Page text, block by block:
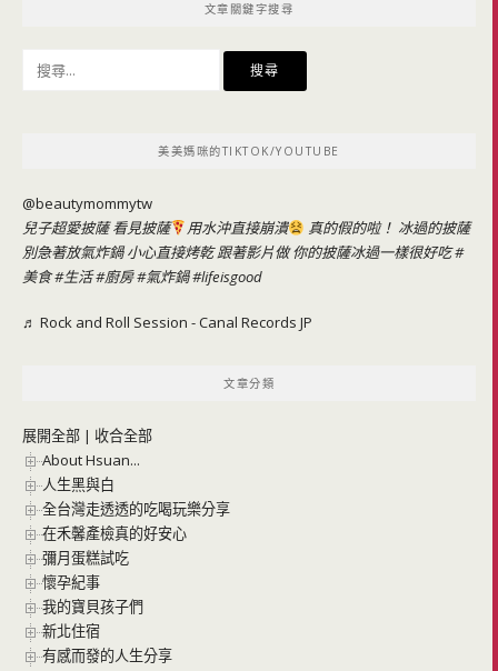
文章關鍵字搜尋
美美媽咪的TIKTOK/YOUTUBE
@beautymommytw
兒子超愛披薩 看見披薩
用水沖直接崩潰
真的假的啦！ 冰過的披薩
別急著放氣炸鍋 小心直接烤乾 跟著影片做 你的披薩冰過一樣很好吃#
美食#生活#廚房#氣炸鍋#lifeisgood
♬ Rock and Roll Session - Canal Records JP
文章分類
展開全部 | 收合全部
About Hsuan...
人生黑與白
全台灣走透透的吃喝玩樂分享
在禾馨產檢真的好安心
彌月蛋糕試吃
懷孕紀事
我的寶貝孩子們
新北住宿
有感而發的人生分享